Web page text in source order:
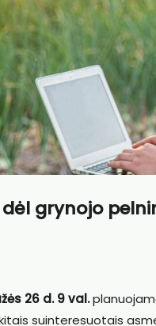
grynojo
26 d. 9 val.
suinteresuotais